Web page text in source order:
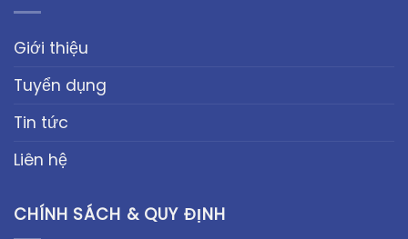
Giới thiệu
Tuyển dụng
Tin tức
Liên hệ
CHÍNH SÁCH & QUY ĐỊNH